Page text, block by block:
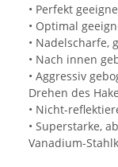
• Perfekt
• Optimal
• Nadelscharfe,
• Nach innen
• Aggressiv
Drehen des
• Nicht-
• Superstarke,
Vanadium-